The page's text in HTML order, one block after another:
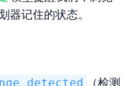
器记住的状态。
（检测